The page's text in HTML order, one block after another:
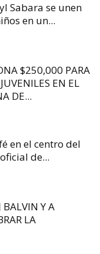
Sabara se unen
en un...
$250,000 PARA
EN EL
DE...
en el centro del
de...
BALVIN Y A
LA